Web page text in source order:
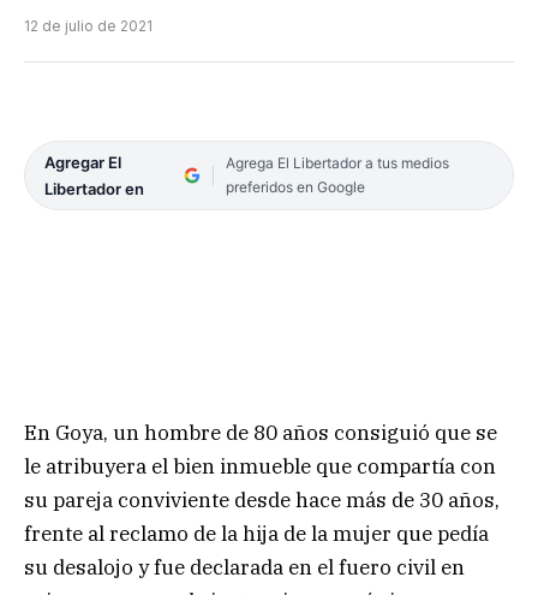
12 de julio de 2021
Agregar El
Libertador en
Agrega El Libertador a tus medios
preferidos en Google
En Goya, un hombre de 80 años consiguió que se
le atribuyera el bien inmueble que compartía con
su pareja conviviente desde hace más de 30 años,
frente al reclamo de la hija de la mujer que pedía
su desalojo y fue declarada en el fuero civil en